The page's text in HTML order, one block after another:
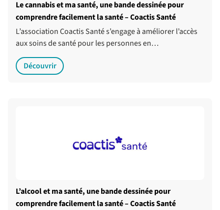
Le cannabis et ma santé, une bande dessinée pour
comprendre facilement la santé – Coactis Santé
L’association Coactis Santé s’engage à améliorer l’accès
aux soins de santé pour les personnes en…
Découvrir
L’alcool et ma santé, une bande dessinée pour
comprendre facilement la santé – Coactis Santé